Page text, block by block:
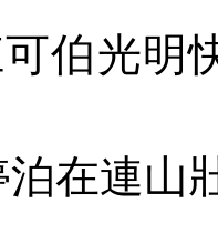
伯光明
在連山